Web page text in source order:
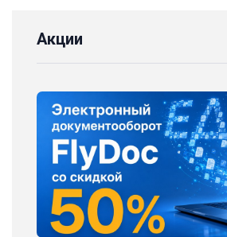
Акции